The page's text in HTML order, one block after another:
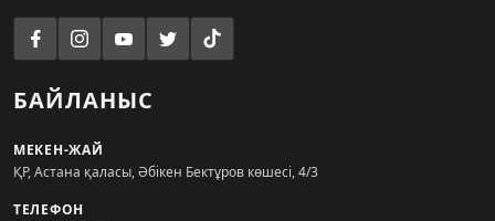
БАЙЛАНЫС
МЕКЕН-ЖАЙ
ҚР, Астана қаласы, Әбікен Бектұров көшесі, 4/3
ТЕЛЕФОН